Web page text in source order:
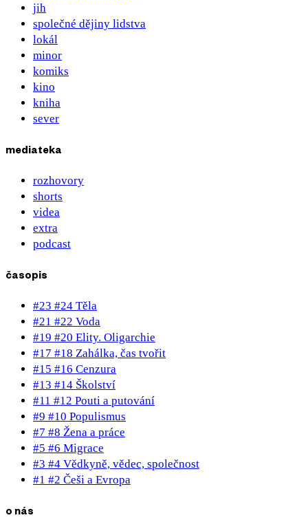
jih
společné dějiny lidstva
lokál
minor
komiks
kino
kniha
sever
mediateka
rozhovory
shorts
videa
extra
podcast
časopis
#23 #24 Těla
#21 #22 Voda
#19 #20 Elity. Oligarchie
#17 #18 Zahálka, čas tvořit
#15 #16 Cenzura
#13 #14 Školství
#11 #12 Pouti a putování
#9 #10 Populismus
#7 #8 Žena a práce
#5 #6 Migrace
#3 #4 Vědkyně, vědec, společnost
#1 #2 Češi a Evropa
o nás